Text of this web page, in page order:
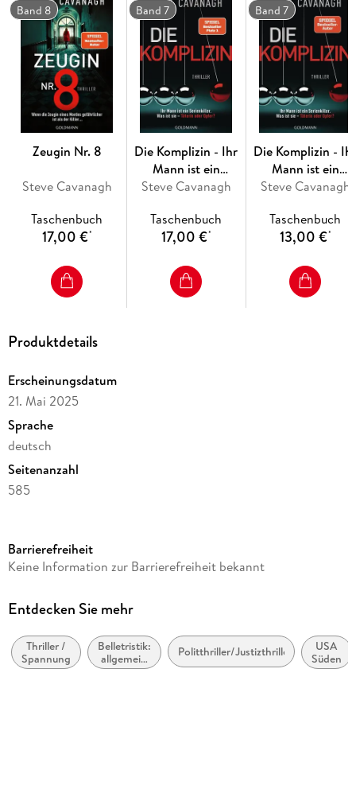
»Cavanagh ist einfach ein Genie. Was für ein brillanter
Pageturner! « Evening Standard
Band 8
Zeugin Nr. 8
Steve Cavanagh
Taschenbuch
17,00 €*
Band 7
Die Komplizin - Ihr
Mann ist ein
Serienkiller. Was ist
Opfer?
Steve Cavanagh
Taschenbuch
17,00 €*
Band 7
Die Komplizin -
Mann ist ein
Serienkiller. Was
Opfer?
Steve Cavanagh
Taschenbuch
13,00 €*
Produktdetails
Erscheinungsdatum
21. Mai 2025
Sprache
deutsch
Seitenanzahl
585
Autor/Autorin
Übersetzung
Verlag/Hersteller
Goldmann TB
Barrierefreiheit
Keine Information zur Barrierefreiheit bekannt
Entdecken Sie mehr
Thriller /
Spannung
Belletristik:
allgemein
und
Politthriller/Justizthriller
USA
Süden